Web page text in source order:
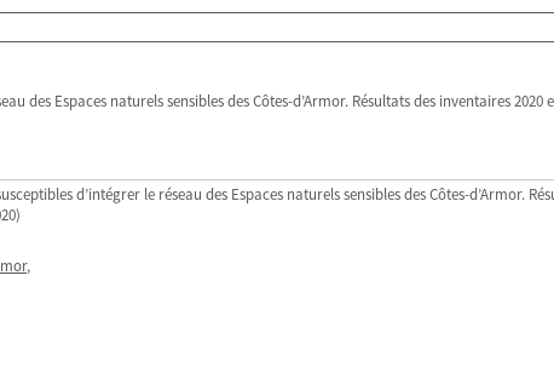
des Espaces naturels sensibles des Côtes-d’Armor. Résultats des inventaires
d’intégrer le réseau des Espaces naturels sensibles des Côtes-d’Armor.
,